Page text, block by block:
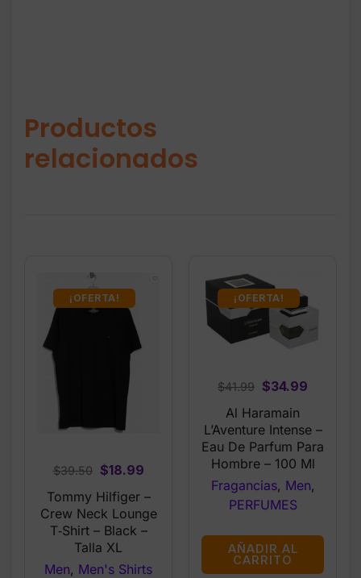
Productos
relacionados
¡OFERTA!
$39.50
Original
price
was:
$39.50.
$18.99Current
is:
$18.99.
Tommy Hilfiger –
Crew Neck Lounge
T‑Shirt – Black –
Talla XL
Men, Men's Shirts
¡OFERTA!
$41.99 Original
price
was:
$41.99.
$34.99
is:
$34.99.
Al Haramain
L’Aventure Intense –
Eau De Parfum Para
Hombre – 100 Ml
Fragancias, Men,
PERFUMES
AÑADIR AL
CARRITO